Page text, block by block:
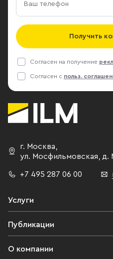
Получить
Согласен на получение
Согласен с польз.
г. Москва,
ул. Мосфильмовская, д.
+7 495 287 06 00
Услуги
Публикации
О компании